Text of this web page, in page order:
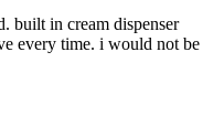
built in cream dispenser
every time. i would not be